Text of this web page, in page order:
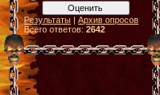
Результаты | Архив опросов
Всего ответов: 2642